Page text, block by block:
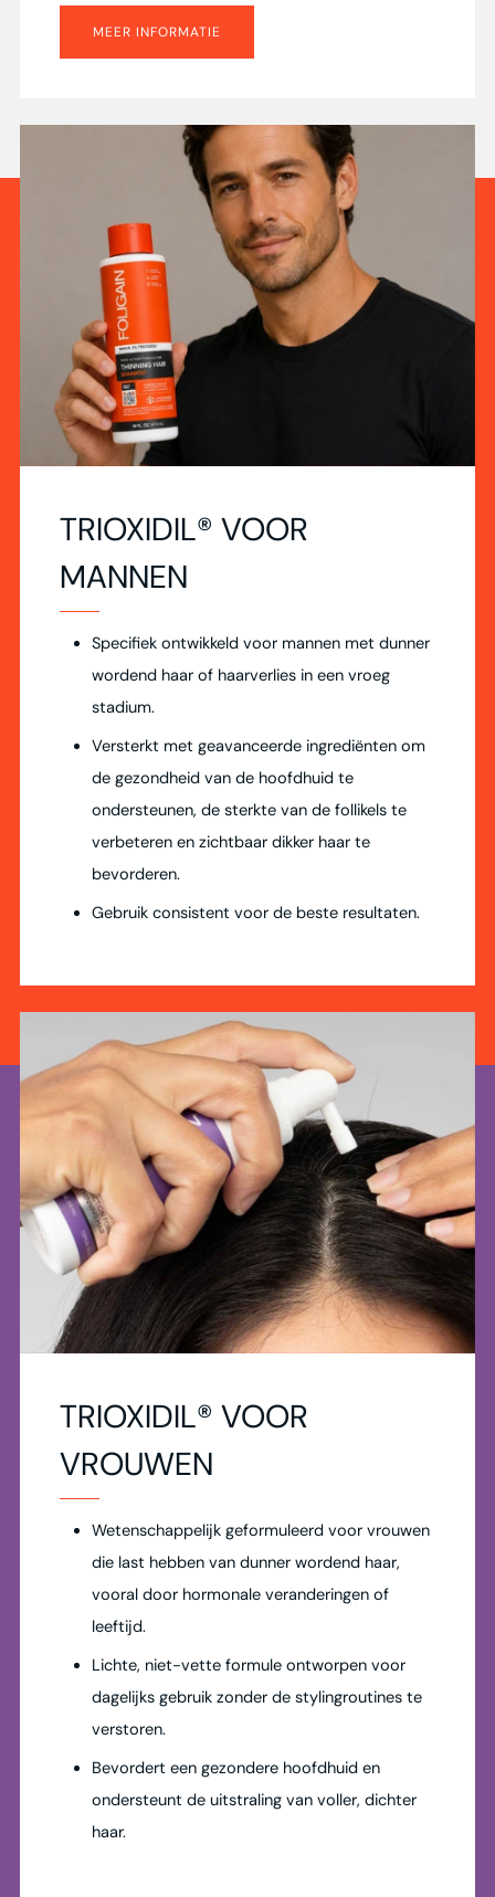
MEER INFORMATIE
TRIOXIDIL® VOOR
MANNEN
Specifiek ontwikkeld voor mannen met dunner
wordend haar of haarverlies in een vroeg
stadium.
Versterkt met geavanceerde ingrediënten om
de gezondheid van de hoofdhuid te
ondersteunen, de sterkte van de follikels te
verbeteren en zichtbaar dikker haar te
bevorderen.
Gebruik consistent voor de beste resultaten.
TRIOXIDIL® VOOR
VROUWEN
Wetenschappelijk geformuleerd voor vrouwen
die last hebben van dunner wordend haar,
vooral door hormonale veranderingen of
leeftijd.
Lichte, niet-vette formule ontworpen voor
dagelijks gebruik zonder de stylingroutines te
verstoren.
Bevordert een gezondere hoofdhuid en
ondersteunt de uitstraling van voller, dichter
haar.